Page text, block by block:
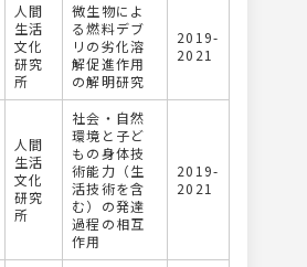
人間
生活
文化
研究
所
微生物によ
る燃料デブ
リの劣化溶
解促進作用
の解明研究
2019-
2021
人間
生活
文化
研究
所
社会・自然
環境と子ど
もの身体技
術能力（生
活技術を含
む）の発達
過程の相互
作用
2019-
2021